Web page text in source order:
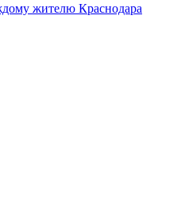
жителю Краснодара